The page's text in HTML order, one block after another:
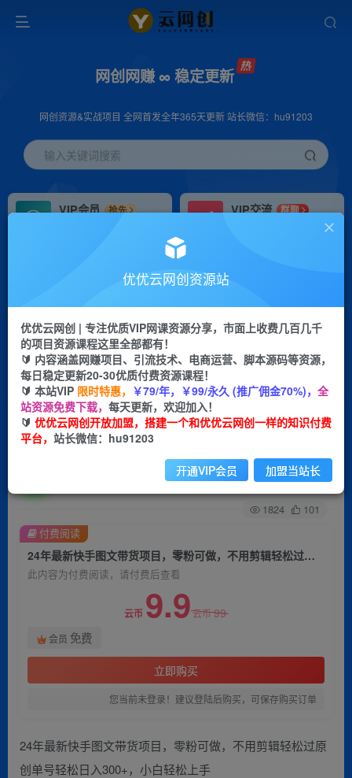
网创网赚 ∞ 稳定更新
网创资源&实战项目 全网首发全年365天更新 站长微信：hu91203
输入关键词搜索
VIP会员
抢先
VIP交流
群聊
研究探讨更多创业项目路子。
会员专属推广链接
挂机 项目
脚本卡密
APP下载
GO
首页 创业课程 会员免费 正文
24年最新快手图文带货项目，零粉可做，不用剪辑
轻松过原创单号轻松日入300+
关注 私信
1824 101
24年最新快手图文带货项目，零粉可做，不用剪辑轻松过原创单号轻松日入300+
此内容为付费阅读，请付费后查看
云币 9.9云币99
会员 免费
立即购买
您当前未登录！建议登陆后购买，可保存购买订单
付费阅读
24年最新快手图文带货项目，零粉可做，不用剪辑轻松过原
创单号轻松日入300+，小白轻松上手
优优云网创资源站
优优云网创 | 专注优质VIP网课资源分享，市面上收费几百几千
的项目资源课程这里全部都有！
🔰 内容涵盖网赚项目、引流技术、电商运营、脚本源码等资源，
每日稳定更新20-30优质付费资源课程！
🔰 本站VIP 限时特惠， ￥79/年，￥99/永久 (推广佣金70%)， 全
站资源免费下载， 每天更新，欢迎加入！
🔰 优优云网创开放加盟，搭建一个和优优云网创一样的知识付费
平台， 站长微信：hu91203
开通VIP会员 加盟当站长